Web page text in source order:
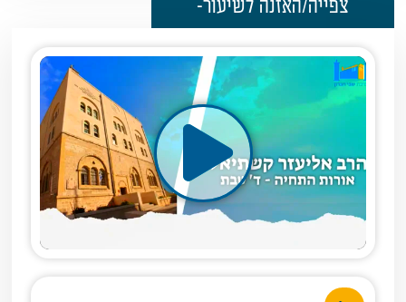
צפייה/האזנה לשיעור-
נגן